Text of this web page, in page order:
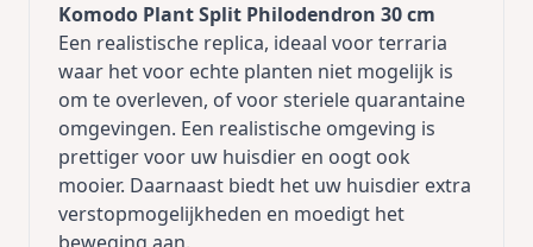
Komodo Plant Split Philodendron 30 cm
Een realistische replica, ideaal voor terraria
waar het voor echte planten niet mogelijk is
om te overleven, of voor steriele quarantaine
omgevingen. Een realistische omgeving is
prettiger voor uw huisdier en oogt ook
mooier. Daarnaast biedt het uw huisdier extra
verstopmogelijkheden en moedigt het